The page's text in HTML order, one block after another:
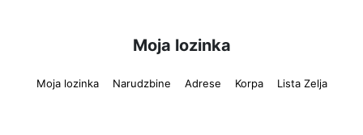
Moja lozinka
Moja lozinka Narudzbine Adrese Korpa Lista Zelja